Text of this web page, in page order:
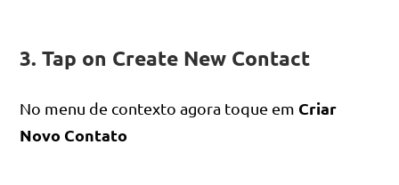
3. Tap on Create New Contact
No menu de contexto agora toque em Criar
Novo Contato